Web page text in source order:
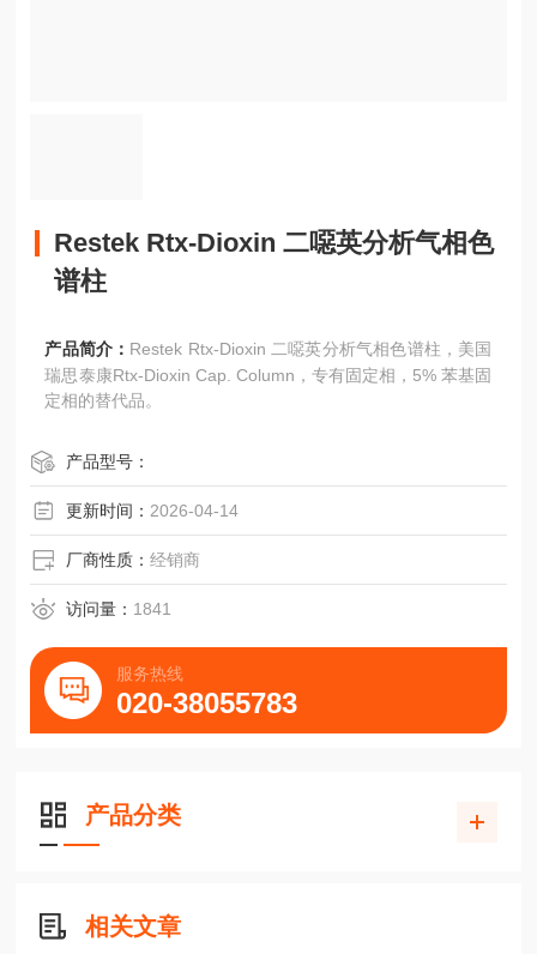
Restek Rtx-Dioxin 二噁英分析气相色
谱柱
产品简介： Restek Rtx-Dioxin 二噁英分析气相色谱柱，美国
瑞思泰康Rtx-Dioxin Cap. Column，专有固定相，5% 苯基固
定相的替代品。
产品型号：
更新时间： 2026-04-14
厂商性质：经销商
访问量： 1841
服务热线
020-38055783
产品分类
相关文章